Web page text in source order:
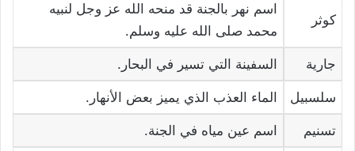
كوثر
اسم نهر بالجنة قد منحه الله عز وجل لنبيه
محمد صلى الله عليه وسلم.
جارية السفينة التي تسير في البحار.
سلسبيل الماء العذب الذي يميز بعض الأنهار.
تسنيم اسم عين مياه في الجنة.